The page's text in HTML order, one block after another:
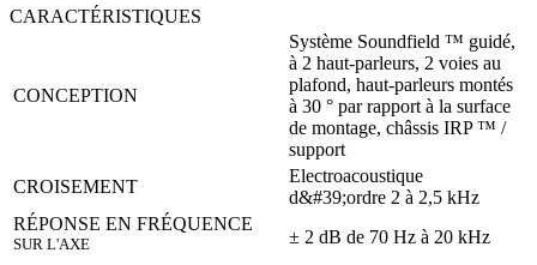
CARACTÉRISTIQUES
CONCEPTION
Système Soundfield ™ guidé,
à 2 haut-parleurs, 2 voies au
plafond, haut-parleurs montés
à 30 ° par rapport à la surface
de montage, châssis IRP ™ /
support
CROISEMENT
Electroacoustique
d&#39;ordre 2 à 2,5 kHz
RÉPONSE EN FRÉQUENCE
SUR L'AXE ± 2 dB de 70 Hz à 20 kHz